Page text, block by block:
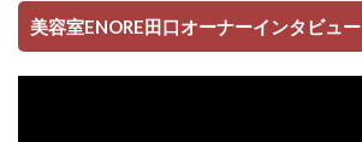
美容室ENORE田口オーナーインタビュー
動